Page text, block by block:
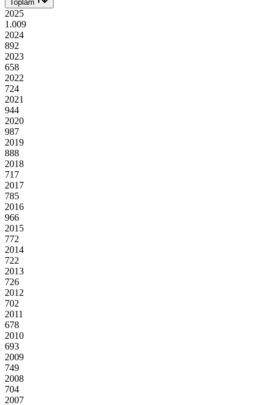
Toplam
2025
1.009
2024
892
2023
658
2022
724
2021
944
2020
987
2019
888
2018
717
2017
785
2016
966
2015
772
2014
722
2013
726
2012
702
2011
678
2010
693
2009
749
2008
704
2007